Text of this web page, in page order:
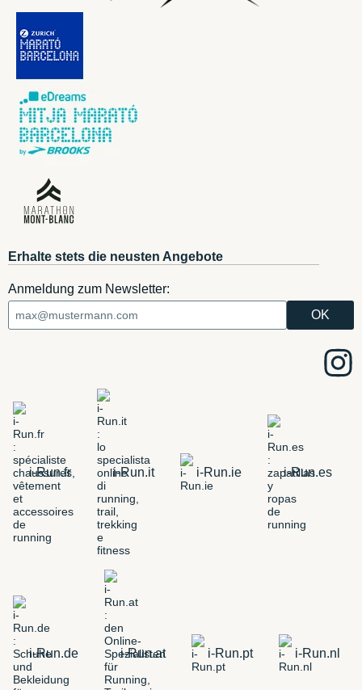
Erhalte stets die neusten Angebote
Anmeldung zum Newsletter:
i-Run.fr i-Run.it i-Run.ie i-Run.es
i-Run.de i-Run.at i-Run.pt i-Run.nl